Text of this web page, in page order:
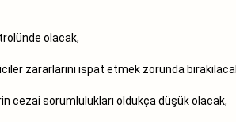
olacak,
zararlarını ispat etmek zorunda
cezai sorumlulukları oldukça düşük olacak,